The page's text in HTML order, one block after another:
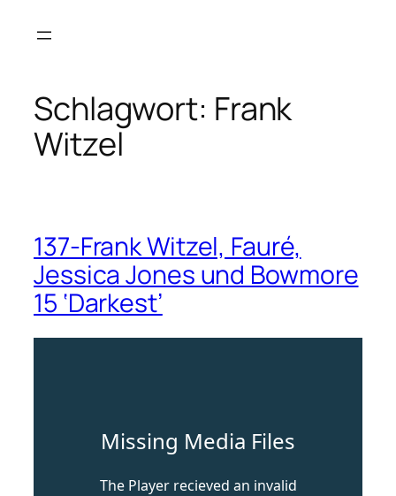
Inhalt
Schlagwort: Frank
Witzel
137-Frank Witzel, Fauré,
Jessica Jones und Bowmore
15 ‘Darkest’